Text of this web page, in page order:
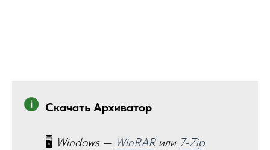
Скачать Архиватор
🖥️ Windows — WinRARили 7-Zip